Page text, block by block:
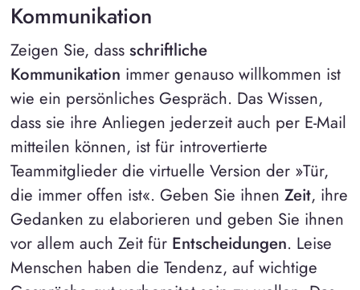
Kommunikation
Zeigen Sie, dass schriftliche
Kommunikation immer genauso willkommen ist
wie ein persönliches Gespräch. Das Wissen,
dass sie ihre Anliegen jederzeit auch per E-Mail
mitteilen können, ist für introvertierte
Teammitglieder die virtuelle Version der »Tür,
die immer offen ist«. Geben Sie ihnen Zeit, ihre
Gedanken zu elaborieren und geben Sie ihnen
vor allem auch Zeit für Entscheidungen. Leise
Menschen haben die Tendenz, auf wichtige